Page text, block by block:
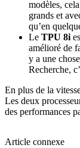
modèles,
grands et
qu’en
Le TPU 8i
amélioré de
y a une
Recherche,
En plus de la
Les deux
des performances
Article connexe